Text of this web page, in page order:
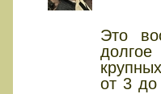
Это
от 3 до